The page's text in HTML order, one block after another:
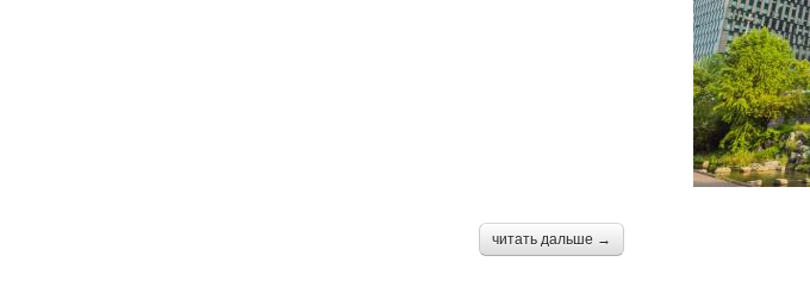
читать дальше →